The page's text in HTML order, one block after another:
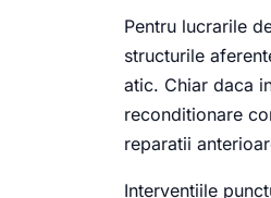
Pentru lucrarile
structurile
atic. Chiar daca
reconditionare
reparatii
Interventiile